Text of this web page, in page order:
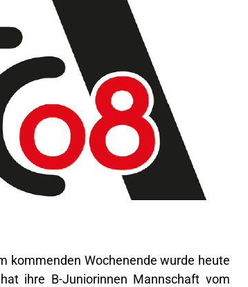
kommenden Wochenende wurde heute
ihre B-Juniorinnen Mannschaft vom